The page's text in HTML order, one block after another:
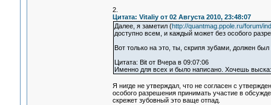
2.
Цитата: Vitaliy от 02 Августа 2010, 23:48:07
Далее, я заметил (http://quantmag.ppole.ru/forum/
доступно всем, и каждый может без особого
Вот только на это, ты, скрипя зубами, должен был
Цитата: Bit от Вчера в 09:07:06
Именно для всех и было написано. Хочешь
Я нигде не утверждал, что не согласен с
особого разрешения принимать участие в
скрежет зубовный это ваще отпад.